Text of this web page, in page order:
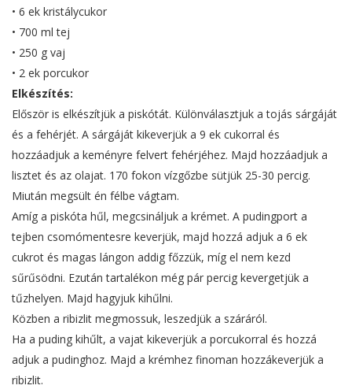
• 6 ek kristálycukor
• 700 ml tej
• 250 g vaj
• 2 ek porcukor
Elkészítés:
Először is elkészítjük a piskótát. Különválasztjuk a tojás sárgáját
és a fehérjét. A sárgáját kikeverjük a 9 ek cukorral és
hozzáadjuk a keményre felvert fehérjéhez. Majd hozzáadjuk a
lisztet és az olajat. 170 fokon vízgőzbe sütjük 25-30 percig.
Miután megsült én félbe vágtam.
Amíg a piskóta hűl, megcsináljuk a krémet. A pudingport a
tejben csomómentesre keverjük, majd hozzá adjuk a 6 ek
cukrot és magas lángon addig főzzük, míg el nem kezd
sűrűsödni. Ezután tartalékon még pár percig kevergetjük a
tűzhelyen. Majd hagyjuk kihűlni.
Közben a ribizlit megmossuk, leszedjük a száráról.
Ha a puding kihűlt, a vajat kikeverjük a porcukorral és hozzá
adjuk a pudinghoz. Majd a krémhez finoman hozzákeverjük a
ribizlit.